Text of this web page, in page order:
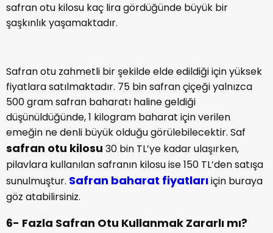
safran otu kilosu kaç lira gördüğünde büyük bir
şaşkınlık yaşamaktadır.
Safran otu zahmetli bir şekilde elde edildiği için yüksek
fiyatlara satılmaktadır. 75 bin safran çiçeği yalnızca
500 gram safran baharatı haline geldiği
düşünüldüğünde, 1 kilogram baharat için verilen
emeğin ne denli büyük olduğu görülebilecektir. Saf
safran otu kilosu 30 bin TL’ye kadar ulaşırken,
pilavlara kullanılan safranın kilosu ise 150 TL’den satışa
sunulmuştur. Safran baharat fiyatlarıiçin buraya
göz atabilirsiniz.
6- Fazla Safran Otu Kullanmak Zararlı mı?